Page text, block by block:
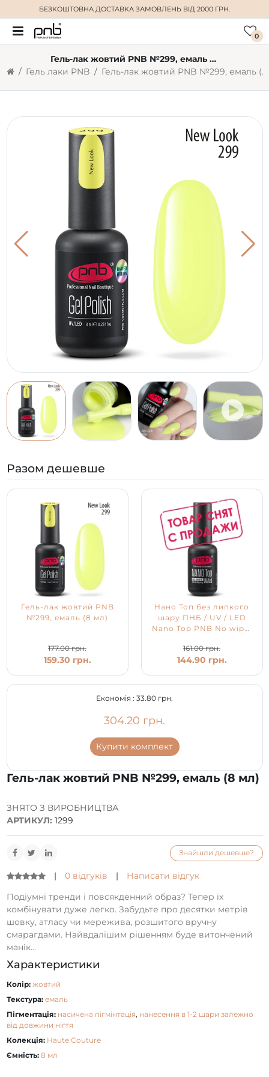
БЕЗКОШТОВНА ДОСТАВКА ЗАМОВЛЕНЬ ВІД 2000 ГРН.
0
Гель-лак жовтий PNB №299, емаль (8 мл)
Гель лаки PNB
Гель-лак жовтий PNB №299, емаль (8 мл)
Гель-лак жовтий PNB №299, емаль (8 мл)
| 0 відгуків |
Написати відгук
Подіумні тренди і повсякденний образ? Тепер їх
комбінувати дуже легко. Забудьте про десятки метрів
шовку, атласу чи мережива, розшитого вручну
смарагдами. Найвдалішим рішенням буде витончений
манік...
Характеристики
Колір: жовтий
Текстура: емаль
Пігментація: насичена пігмінтація, нанесення в 1-2 шари залежно
від довжини нігтя
Колекція: Haute Couture
Ємність: 8 мл
ЗНЯТО З ВИРОБНИЦТВА
АРТИКУЛ: 1299
Знайшли дешевше?
Разом дешевше
Гель-лак жовтий PNB
№299, емаль (8 мл)
177.00 грн.
159.30 грн.
Нано Топ без липкого
шару ПНБ / UV / LED
Nano Top PNB No wipe,
161.00 грн.
144.90 грн.
Економія : 33.80 грн.
304.20 грн.
Купити комплект